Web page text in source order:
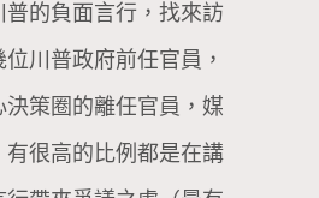
普的負面言行，找來訪
川普政府前任官員，
決策圈的離任官員，媒
有很高的比例都是在講